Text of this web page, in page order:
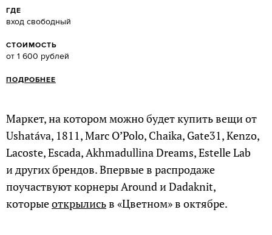
ГДЕ
вход свободный
СТОИМОСТЬ
от 1 600 рублей
ПОДРОБНЕЕ
Маркет, на котором можно будет купить вещи от
Ushatáva, 1811, Marc O’Polo, Chaika, Gate31, Kenzo,
Lacoste, Escada, Akhmadullina Dreams, Estelle Lab
и других брендов. Впервые в распродаже
поучаствуют корнеры Around и Dadaknit,
которыеоткрылисьв «Цветном» в октябре.